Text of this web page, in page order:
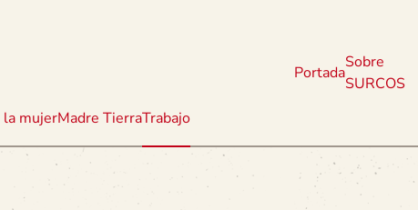
la mujerMadre TierraTrabajo
Portada
Sobre
SURCOS